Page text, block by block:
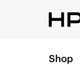
Shop